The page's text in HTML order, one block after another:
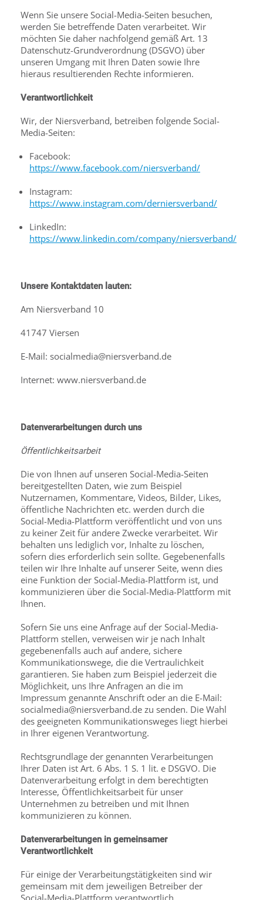
Wenn Sie unsere Social-Media-Seiten besuchen,
werden Sie betreffende Daten verarbeitet. Wir
möchten Sie daher nachfolgend gemäß Art. 13
Datenschutz-Grundverordnung (DSGVO) über
unseren Umgang mit Ihren Daten sowie Ihre
hieraus resultierenden Rechte informieren.
Verantwortlichkeit
Wir, der Niersverband, betreiben folgende Social-
Media-Seiten:
Facebook:
https://www.facebook.com/niersverband/
Instagram:
https://www.instagram.com/derniersverband/
LinkedIn:
https://www.linkedin.com/company/niersverband/
Unsere Kontaktdaten lauten:
Am Niersverband 10
41747 Viersen
E-Mail: socialmedia@niersverband.de
Internet: www.niersverband.de
Datenverarbeitungen durch uns
Öffentlichkeitsarbeit
Die von Ihnen auf unseren Social-Media-Seiten
bereitgestellten Daten, wie zum Beispiel
Nutzernamen, Kommentare, Videos, Bilder, Likes,
öffentliche Nachrichten etc. werden durch die
Social-Media-Plattform veröffentlicht und von uns
zu keiner Zeit für andere Zwecke verarbeitet. Wir
behalten uns lediglich vor, Inhalte zu löschen,
sofern dies erforderlich sein sollte. Gegebenenfalls
teilen wir Ihre Inhalte auf unserer Seite, wenn dies
eine Funktion der Social-Media-Plattform ist, und
kommunizieren über die Social-Media-Plattform mit
Ihnen.
Sofern Sie uns eine Anfrage auf der Social-Media-
Plattform stellen, verweisen wir je nach Inhalt
gegebenenfalls auch auf andere, sichere
Kommunikationswege, die die Vertraulichkeit
garantieren. Sie haben zum Beispiel jederzeit die
Möglichkeit, uns Ihre Anfragen an die im
Impressum genannte Anschrift oder an die E-Mail:
socialmedia@niersverband.de zu senden. Die Wahl
des geeigneten Kommunikationsweges liegt hierbei
in Ihrer eigenen Verantwortung.
Rechtsgrundlage der genannten Verarbeitungen
Ihrer Daten ist Art. 6 Abs. 1 S. 1 lit. e DSGVO. Die
Datenverarbeitung erfolgt in dem berechtigten
Interesse, Öffentlichkeitsarbeit für unser
Unternehmen zu betreiben und mit Ihnen
kommunizieren zu können.
Datenverarbeitungen in gemeinsamer
Verantwortlichkeit
Für einige der Verarbeitungstätigkeiten sind wir
gemeinsam mit dem jeweiligen Betreiber der
Social-Media-Plattform verantwortlich.